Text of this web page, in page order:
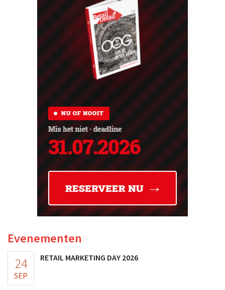
Evenementen
24
SEP
RETAIL MARKETING DAY 2026